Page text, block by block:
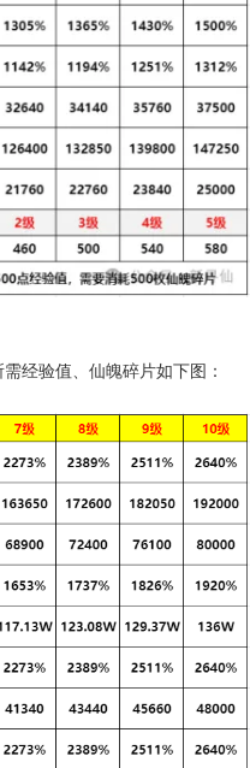
经验值、仙魄碎片如下图：